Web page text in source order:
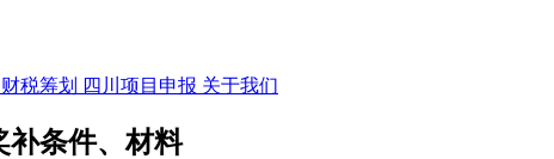
税筹划 四川项目申报 关于我们
补条件、材料